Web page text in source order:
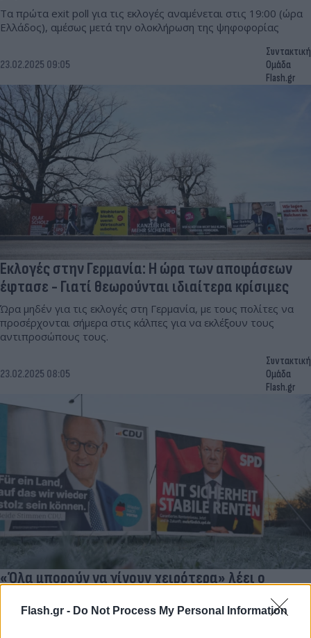
Flash.gr - Do Not Process My Personal Information
Τα πρώτα exit poll για τις εκλογές αναμένεται στις 19:00 (ώρα
Ελλάδος), αμέσως μετά την ολοκλήρωση της ψηφοφορίας
23.02.2025 09:05
Συντακτική
Ομάδα
Flash.gr
Εκλογές στην Γερμανία: Η ώρα των αποφάσεων
έφτασε - Γιατί θεωρούνται ιδιαίτερα κρίσιμες
Ώρα μηδέν για τις εκλογές στη Γερμανία, με τους πολίτες να
προσέρχονται σήμερα στις κάλπες για να εκλέξουν τους
αντιπροσώπους τους.
23.02.2025 08:05
Συντακτική
Ομάδα
Flash.gr
«Όλα μπορούν να γίνουν χειρότερα» λέει ο
γερμανικός Τύπος μια «ανάσα» πριν τις εκλογές
της Κυριακής